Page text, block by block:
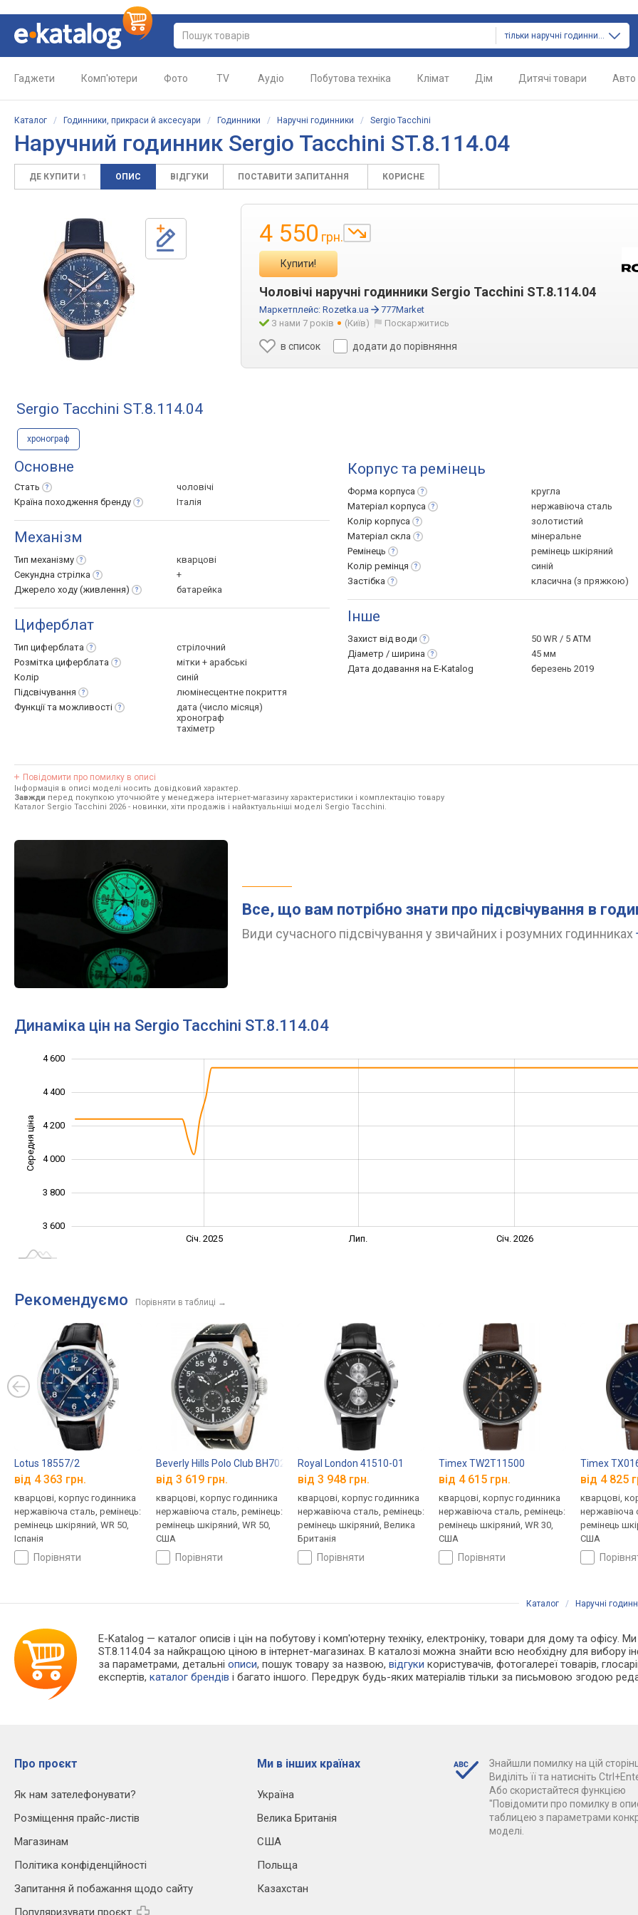
тільки наручні годинники
Гаджети Комп'ютери Фото TV Аудіо Побутова техніка Клімат Дім Дитячі товари Авто
Каталог / Годинники, прикраси й аксесуари / Годинники / Наручні годинники / Sergio Tacchini
Наручний годинник Sergio Tacchini ST.8.114.04
ДЕ КУПИТИ 1 ОПИС ВІДГУКИ ПОСТАВИТИ ЗАПИТАННЯ КОРИСНЕ
4 550 грн.
Купити!
Чоловічі наручні годинники Sergio Tacchini ST.8.114.04
Маркетплейс: Rozetka.ua
777Market
З нами 7 років
(Київ) Поскаржитись
в список додати до порівняння
Sergio Tacchini ST.8.114.04
хронограф
Основне
Стать
чоловічі
Країна походження бренду Італія
Механізм
Тип механізму
кварцові
Секундна стрілка
+
Джерело ходу (живлення) батарейка
Циферблат
Тип циферблата
стрілочний
Розмітка циферблата
мітки + арабські
Колір
синій
Підсвічування
люмінесцентне покриття
Функції та можливості
дата (число місяця)
хронограф
тахіметр
Корпус та ремінець
Форма корпуса
кругла
Матеріал корпуса
нержавіюча сталь
Колір корпуса
золотистий
Матеріал скла
мінеральне
Ремінець
ремінець шкіряний
Колір ремінця
синій
Застібка
класична (з пряжкою)
Інше
Захист від води
50 WR / 5 ATM
Діаметр / ширина
45 мм
Дата додавання на E-Katalog
березень 2019
Повідомити про помилку в описі
Інформація в описі моделі носить довідковий характер.
Завжди перед покупкою уточнюйте у менеджера інтернет-магазину характеристики і комплектацію товару
Каталог Sergio Tacchini 2026 - новинки, хіти продажів і найактуальніші моделі Sergio Tacchini.
Все, що вам потрібно знати про підсвічування в
Види сучасного підсвічування у звичайних і розумних годинниках
Динаміка цін на Sergio Tacchini ST.8.114.04
Середня ціна
3 600
3 800
4 000
4 200
4 400
4 600
Січ. 2025 Лип. Січ. 2026
Рекомендуємо Порівняти в таблиці →
Lotus 18557/2
від 4 363 грн.
кварцові, корпус годинника
нержавіюча сталь, ремінець:
ремінець шкіряний, WR 50,
Іспанія
порівняти
Beverly Hills Polo Club BH7020-02
від 3 619 грн.
кварцові, корпус годинника
нержавіюча сталь, ремінець:
ремінець шкіряний, WR 50,
США
порівняти
Royal London 41510-01
від 3 948 грн.
кварцові, корпус годинника
нержавіюча сталь, ремінець:
ремінець шкіряний, Велика
Британія
порівняти
Timex TW2T11500
від 4 615 грн.
кварцові, корпус годинника
нержавіюча сталь, ремінець:
ремінець шкіряний, WR 30,
США
порівняти
Timex
від 4 825
кварцові,
нержавіюча
ремінець
США
Каталог / Наручні
E-Katalog — каталог описів і цін на побутову і комп'ютерну техніку, електроніку, товари для дому та офісу.
ST.8.114.04 за найкращою ціною в інтернет-магазинах. В каталозі можна знайти всю необхідну для вибору
за параметрами, детальніописи, пошук товару за назвою,відгуки користувачів, фотогалереї товарів,
експертів,каталог брендів і багато іншого. Передрук будь-яких матеріалів тільки за письмовою згодою
Про проєкт
Як нам зателефонувати?
Розміщення прайс-листів
Магазинам
Політика конфіденційності
Запитання й побажання щодо сайту
Ми в інших країнах
Україна
Велика Британія
США
Польща
Казахстан
Знайшли помилку на цій
Виділіть її та натисніть
Або скористайтеся функцією
"Повідомити про помилку в
таблицею з параметрами
моделі.